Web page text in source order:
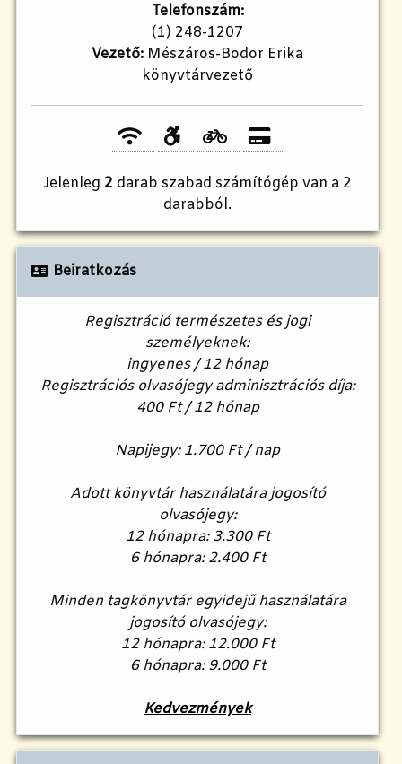
Telefonszám:
(1) 248-1207
Vezető: Mészáros-Bodor Erika
könyvtárvezető
Jelenleg 2 darab szabad számítógép van a 2
darabból.
Beiratkozás
Regisztráció természetes és jogi
személyeknek:
ingyenes / 12 hónap
Regisztrációs olvasójegy adminisztrációs díja:
400 Ft / 12 hónap
Napijegy: 1.700 Ft / nap
Adott könyvtár használatára jogosító
olvasójegy:
12 hónapra: 3.300 Ft
6 hónapra: 2.400 Ft
Minden tagkönyvtár egyidejű használatára
jogosító olvasójegy:
12 hónapra: 12.000 Ft
6 hónapra: 9.000 Ft
Kedvezmények